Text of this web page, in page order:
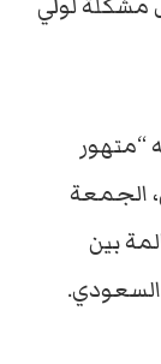
الجمعة
بين
السعودي.